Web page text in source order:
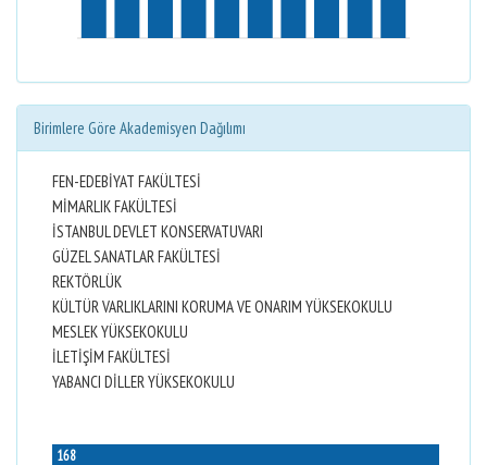
Birimlere Göre Akademisyen Dağılımı
FEN-EDEBİYAT FAKÜLTESİ
MİMARLIK FAKÜLTESİ
İSTANBUL DEVLET KONSERVATUVARI
GÜZEL SANATLAR FAKÜLTESİ
REKTÖRLÜK
KÜLTÜR VARLIKLARINI KORUMA VE ONARIM YÜKSEKOKULU
MESLEK YÜKSEKOKULU
İLETİŞİM FAKÜLTESİ
YABANCI DİLLER YÜKSEKOKULU
168